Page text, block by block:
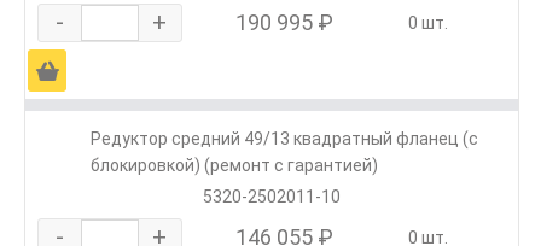
- + 190 995 ₽ 0 шт.
Ä
Редуктор средний 49/13 квадратный фланец (с
блокировкой) (ремонт с гарантией)
5320-2502011-10
- + 146 055 ₽ 0 шт.